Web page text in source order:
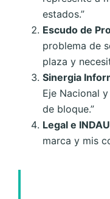
estados.”
Escudo de
problema de
plaza y
Sinergia
Eje Nacional
de bloque.”
Legal e
marca y mis